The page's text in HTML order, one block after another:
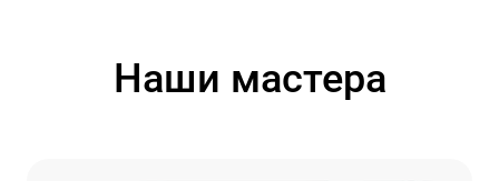
Наши мастера